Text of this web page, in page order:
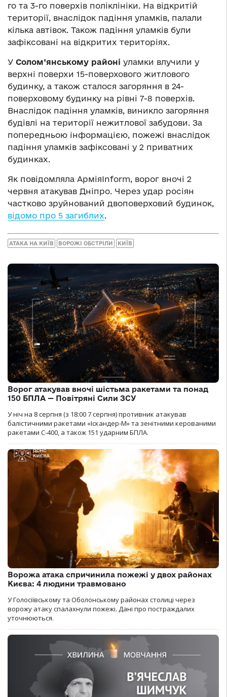
го та 3-го поверхів поліклініки. На відкритій
території, внаслідок падіння уламків, палали
кілька автівок. Також падіння уламків були
зафіксовані на відкритих територіях.
У Солом’янському районі уламки влучили у
верхні поверхи 15-поверхового житлового
будинку, а також сталося загоряння в 24-
поверховому будинку на рівні 7-8 поверхів.
Внаслідок падіння уламків, виникло загоряння
будівлі на території нежитлової забудови. За
попередньою інформацією, пожежі внаслідок
падіння уламків зафіксовані у 2 приватних
будинках.
Як повідомляла АрміяInform, ворог вночі 2
червня атакував Дніпро. Через удар росіян
частково зруйнований двоповерховий будинок,
відомо про 5 загиблих.
АТАКА НА КИЇВ ВОРОЖІ ОБСТРІЛИ КИЇВ
Ворог атакував вночі шістьма ракетами та понад
150 БПЛА — Повітряні Сили ЗСУ
У ніч на 8 серпня (з 18:00 7 серпня) противник атакував
балістичними ракетами «Іскандер-М» та зенітними керованими
ракетами С-400, а також 151 ударним БПЛА.
Ворожа атака спричинила пожежі у двох районах
Києва: 4 людини травмовано
У Голосіївському та Оболонському районах столиці через
ворожу атаку спалахнули пожежі. Дані про постраждалих
уточнюються.